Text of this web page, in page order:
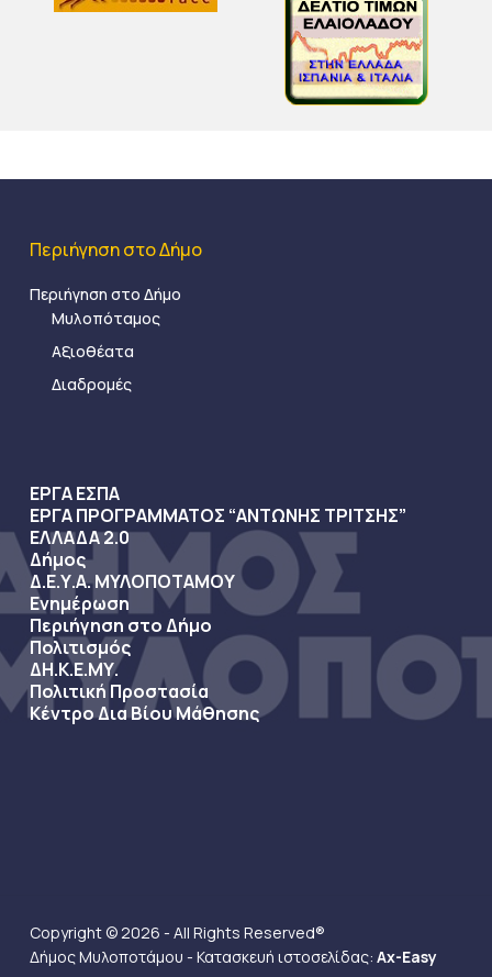
Περιήγηση στο Δήμο
Περιήγηση στο Δήμο
Μυλοπόταμος
Αξιοθέατα
Διαδρομές
ΕΡΓΑ ΕΣΠΑ
ΕΡΓΑ ΠΡΟΓΡΑΜΜΑΤΟΣ “ΑΝΤΩΝΗΣ ΤΡΙΤΣΗΣ”
ΕΛΛΑΔΑ 2.0
Δήμος
Δ.Ε.Υ.Α. ΜΥΛΟΠΟΤΑΜΟΥ
Ενημέρωση
Περιήγηση στο Δήμο
Πολιτισμός
ΔΗ.Κ.Ε.ΜΥ.
Πολιτική Προστασία
Κέντρο Δια Βίου Μάθησης
Copyright © 2026 - All Rights Reserved®
Δήμος Μυλοποτάμου - Κατασκευή ιστοσελίδας: Ax-Easy